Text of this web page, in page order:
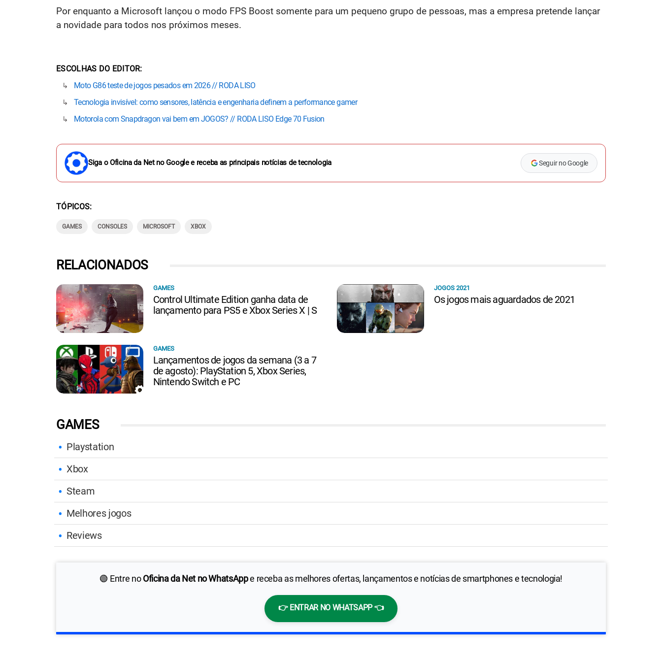
Por enquanto a Microsoft lançou o modo FPS Boost somente para um pequeno grupo de pessoas, mas a empresa pretende lançar
a novidade para todos nos próximos meses.
ESCOLHAS DO EDITOR
Moto G86 teste de jogos pesados em 2026 // RODA LISO
Tecnologia invisível: como sensores, latência e engenharia definem a performance gamer
Motorola com Snapdragon vai bem em JOGOS? // RODA LISO Edge 70 Fusion
Siga o Oficina da Net no Google e receba as principais notícias de tecnologia Seguir no Google
TÓPICOS
GAMES CONSOLES MICROSOFT XBOX
GAMES
Playstation
Xbox
Steam
Melhores jogos
Reviews
🟢 Entre noOficina da Net no WhatsAppe receba as melhores ofertas, lançamentos e notícias de smartphones e tecnologia!
👉 ENTRAR NO WHATSAPP 👈
RELACIONADOS
GAMES
Control Ultimate Edition ganha data de
lançamento para PS5 e Xbox Series X | S
JOGOS 2021
Os jogos mais aguardados de 2021
GAMES
Lançamentos de jogos da semana (3 a 7
de agosto): PlayStation 5, Xbox Series,
Nintendo Switch e PC